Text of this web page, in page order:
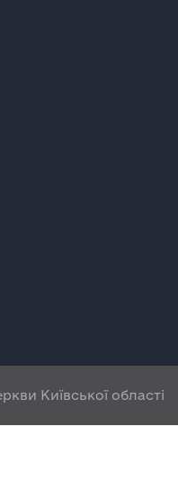
Київської області